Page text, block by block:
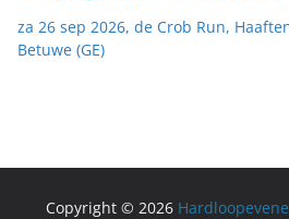
za 26 sep 2026, de Crob Run,
Betuwe (GE)
Copyright © 2026